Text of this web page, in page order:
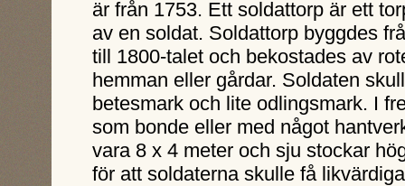
är från 1753. Ett soldattorp är ett
av en soldat. Soldattorp byggdes
till 1800-talet och bekostades av
hemman eller gårdar. Soldaten
betesmark och lite odlingsmark. I
som bonde eller med något
vara 8 x 4 meter och sju stockar
för att soldaterna skulle få